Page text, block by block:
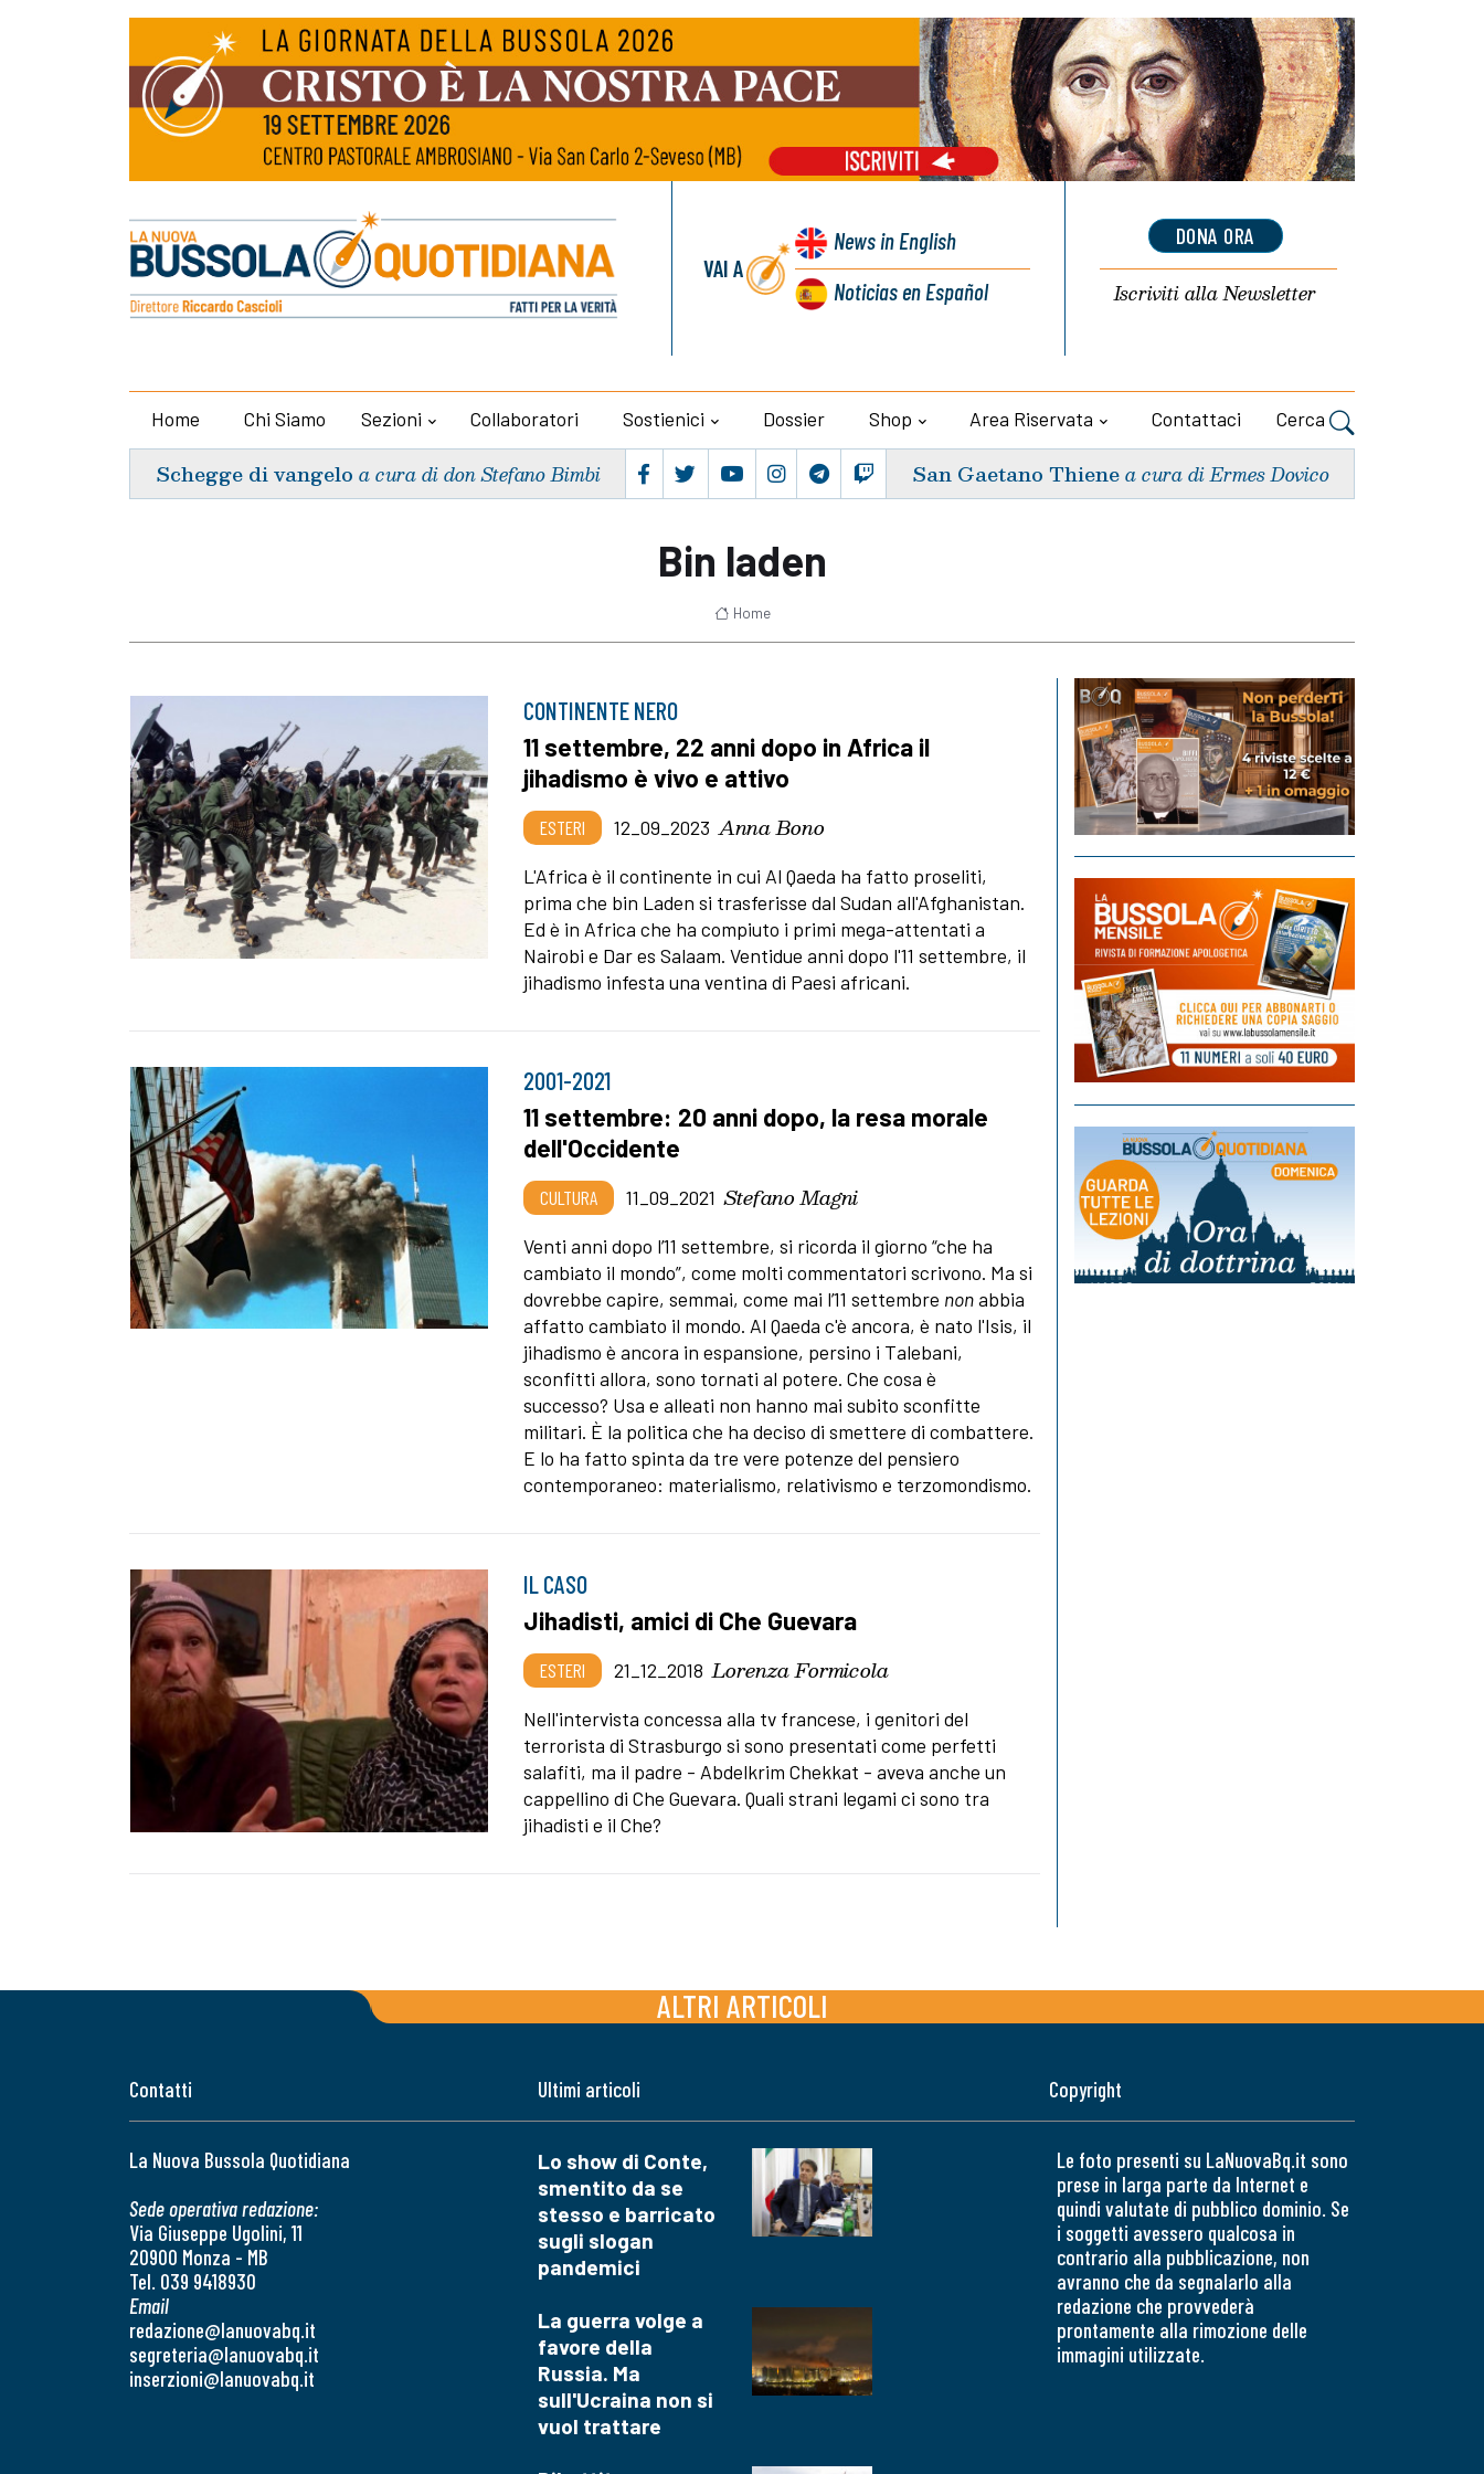
VAI A
Newsin English
Noticiasen Español
DONA ORA
Iscriviti allaNewsletter
Home Chi Siamo Sezioni Collaboratori Sostienici Dossier Shop Area Riservata Contattaci Cerca
Schegge di vangelo a cura di don Stefano Bimbi San Gaetano Thiene a cura di Ermes Dovico
Bin laden
Home
CONTINENTE NERO
11 settembre, 22 anni dopo in Africa il
jihadismo è vivo e attivo
ESTERI 12_09_2023 Anna Bono
L'Africa è il continente in cui Al Qaeda ha fatto proseliti,
prima che bin Laden si trasferisse dal Sudan all'Afghanistan.
Ed è in Africa che ha compiuto i primi mega-attentati a
Nairobi e Dar es Salaam. Ventidue anni dopo l'11 settembre, il
jihadismo infesta una ventina di Paesi africani.
2001-2021
11 settembre: 20 anni dopo, la resa morale
dell'Occidente
CULTURA 11_09_2021 Stefano Magni
Venti anni dopo l’11 settembre, si ricorda il giorno “che ha
cambiato il mondo”, come molti commentatori scrivono. Ma si
dovrebbe capire, semmai, come mai l’11 settembre nonabbia
affatto cambiato il mondo. Al Qaeda c'è ancora, è nato l'Isis, il
jihadismo è ancora in espansione, persino i Talebani,
sconfitti allora, sono tornati al potere. Che cosa è
successo? Usa e alleati non hanno mai subito sconfitte
militari. È la politica che ha deciso di smettere di combattere.
E lo ha fatto spinta da tre vere potenze del pensiero
contemporaneo: materialismo, relativismo e terzomondismo.
IL CASO
Jihadisti, amici di Che Guevara
ESTERI 21_12_2018 Lorenza Formicola
Nell'intervista concessa alla tv francese, i genitori del
terrorista di Strasburgo si sono presentati come perfetti
salafiti, ma il padre - Abdelkrim Chekkat - aveva anche un
cappellino di Che Guevara. Quali strani legami ci sono tra
jihadisti e il Che?
ALTRI ARTICOLI
Contatti
La Nuova Bussola Quotidiana
Sede operativa redazione:
Via Giuseppe Ugolini, 11
20900 Monza - MB
Tel. 039 9418930
Email
redazione@lanuovabq.it
segreteria@lanuovabq.it
inserzioni@lanuovabq.it
Ultimi articoli
Lo show di Conte,
smentito da se
stesso e barricato
sugli slogan
pandemici
La guerra volge a
favore della
Russia. Ma
sull'Ucraina non si
vuol trattare
Copyright
Le foto presenti su LaNuovaBq.it sono
prese in larga parte da Internet e
quindi valutate di pubblico dominio. Se
i soggetti avessero qualcosa in
contrario alla pubblicazione, non
avranno che da segnalarlo alla
redazione che provvederà
prontamente alla rimozione delle
immagini utilizzate.